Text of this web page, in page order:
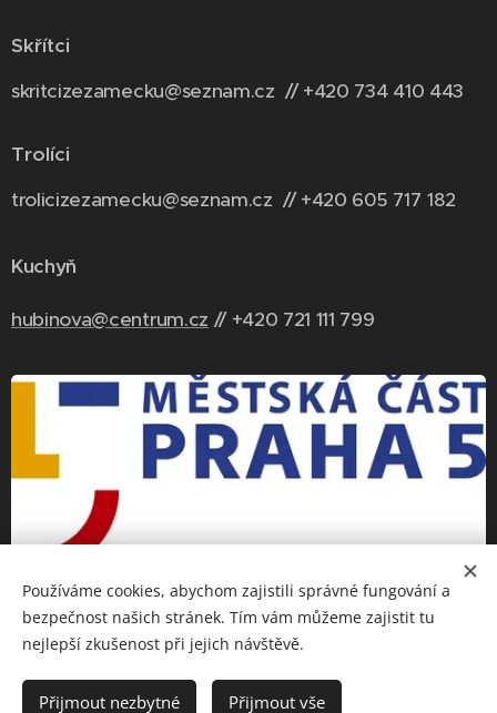
Skřítci
skritcizezamecku@seznam.cz // +420 734 410 443
Trolíci
trolicizezamecku@seznam.cz // +420 605 717 182
Kuchyň
hubinova@centrum.cz // +420 721 111 799
Používáme cookies, abychom zajistili správné fungování a
bezpečnost našich stránek. Tím vám můžeme zajistit tu
nejlepší zkušenost při jejich návštěvě.
Přijmout nezbytné Přijmout vše